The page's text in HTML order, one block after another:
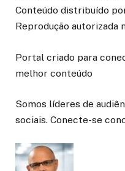
Conteúdo distribuído
Reprodução
Portal criado para
melhor conteúdo
Somos líderes de
sociais. Conecte-se